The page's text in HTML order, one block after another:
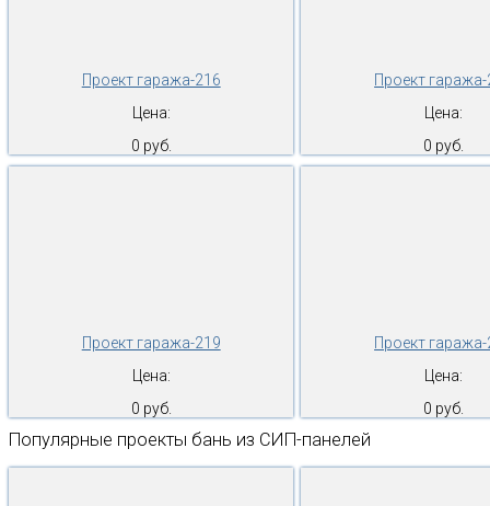
Проект гаража-216
Цена:
0 руб.
Проект
Цена:
0 руб.
Проект гаража-219
Цена:
0 руб.
Проект
Цена:
0 руб.
Популярные проекты бань из СИП-панелей